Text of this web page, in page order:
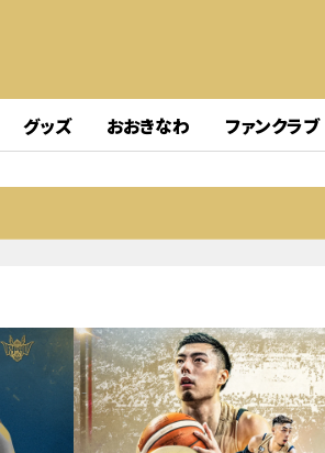
グッズ おおきなわ ファンクラブ